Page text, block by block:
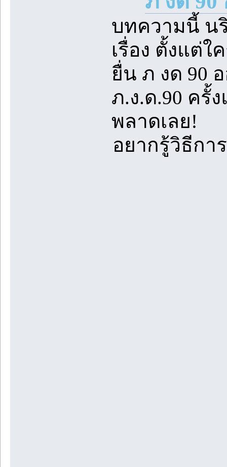
บทความนี้ น
เรื่อง ตั้งแต่
ยื่น ภ งด 90
ภ.ง.ด.90 ครั้
พลาดเลย!
อยากรู้วิธีกา